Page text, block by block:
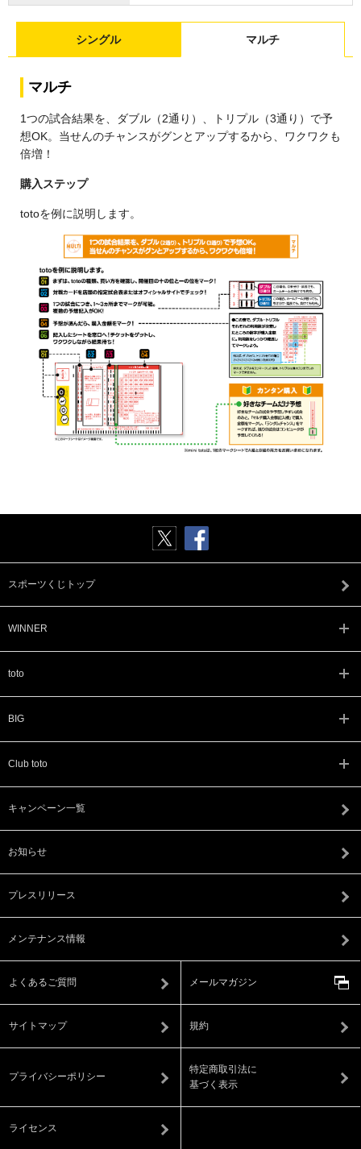
シングル マルチ
マルチ
1つの試合結果を、ダブル（2通り）、トリプル（3通り）で予
想OK。当せんのチャンスがグンとアップするから、ワクワクも
倍増！
購入ステップ
totoを例に説明します。
スポーツくじトップ
WINNER
toto
BIG
Club toto
キャンペーン一覧
お知らせ
プレスリリース
メンテナンス情報
よくあるご質問 メールマガジン
サイトマップ 規約
プライバシーポリシー
特定商取引法に
基づく表示
ライセンス